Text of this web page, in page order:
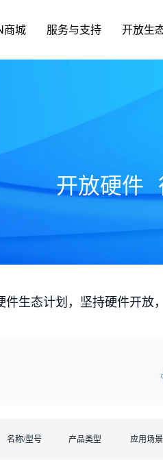
商城 服务与支持 开放生
开放硬件
件生态计划，坚持硬件开放
名称/型号 产品类型 应用场景